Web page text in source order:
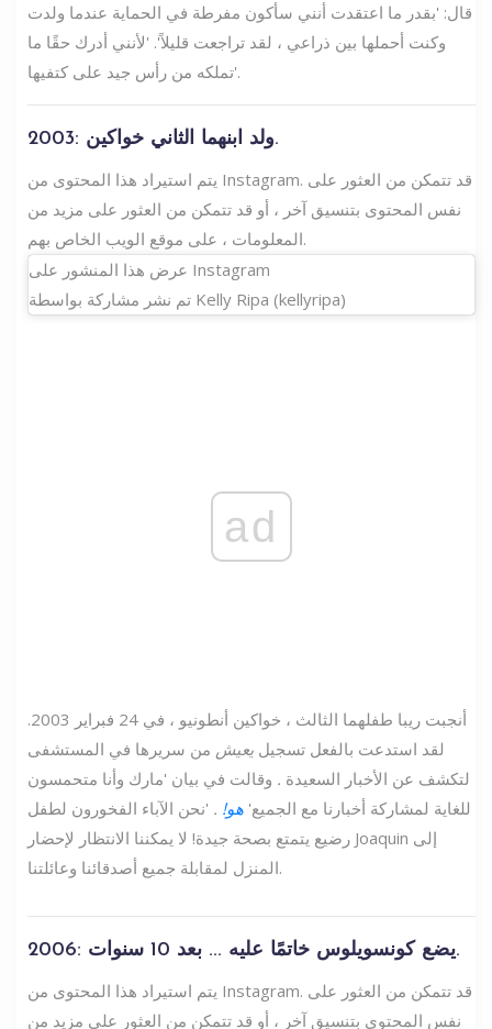
قال: 'بقدر ما اعتقدت أنني سأكون مفرطة في الحماية عندما ولدت
وكنت أحملها بين ذراعي ، لقد تراجعت قليلاً'. 'لأنني أدرك حقًا ما
تملكه من رأس جيد على كتفيها'.
2003: ولد ابنهما الثاني خواكين.
يتم استيراد هذا المحتوى من Instagram. قد تتمكن من العثور على
نفس المحتوى بتنسيق آخر ، أو قد تتمكن من العثور على مزيد من
المعلومات ، على موقع الويب الخاص بهم.
عرض هذا المنشور على Instagram
تم نشر مشاركة بواسطة Kelly Ripa (kellyripa)
ad
أنجبت ريبا طفلهما الثالث ، خواكين أنطونيو ، في 24 فبراير 2003.
لقد استدعت بالفعل تسجيل يعيش من سريرها في المستشفى
لتكشف عن الأخبار السعيدة . وقالت في بيان 'مارك وأنا متحمسون
للغاية لمشاركة أخبارنا مع الجميع' هو! . 'نحن الآباء الفخورون لطفل
رضيع يتمتع بصحة جيدة! لا يمكننا الانتظار لإحضار Joaquin إلى
المنزل لمقابلة جميع أصدقائنا وعائلتنا.
2006: يضع كونسويلوس خاتمًا عليه ... بعد 10 سنوات.
يتم استيراد هذا المحتوى من Instagram. قد تتمكن من العثور على
نفس المحتوى بتنسيق آخر ، أو قد تتمكن من العثور على مزيد من